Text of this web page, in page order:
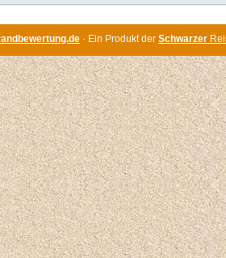
· Ein Produkt der Schwarzer